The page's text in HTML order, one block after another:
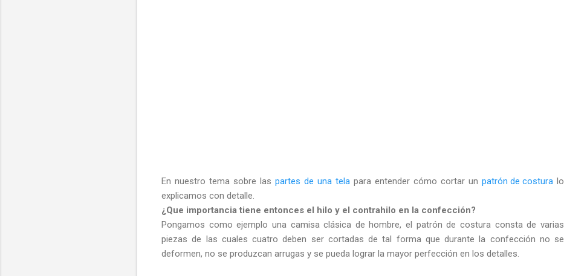
En nuestro tema sobre las partes de una tela para entender cómo cortar un patrón de costura lo
explicamos con detalle.
¿Que importancia tiene entonces el hilo y el contrahilo en la confección?
Pongamos como ejemplo una camisa clásica de hombre, el patrón de costura consta de varias
piezas de las cuales cuatro deben ser cortadas de tal forma que durante la confección no se
deformen, no se produzcan arrugas y se pueda lograr la mayor perfección en los detalles.